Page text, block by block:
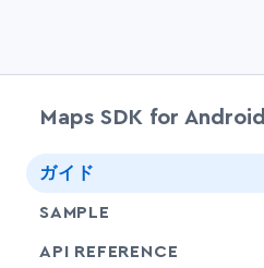
Maps SDK for Android
ガイド
SAMPLE
API REFERENCE